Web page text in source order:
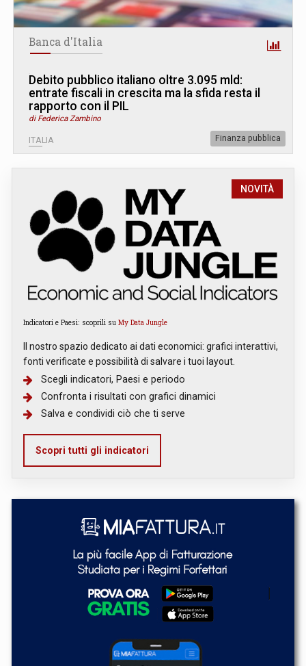
Banca d'Italia
Debito pubblico italiano oltre 3.095 mld:
entrate fiscali in crescita ma la sfida resta il
rapporto con il PIL
di Federica Zambino
ITALIA Finanza pubblica
NOVITÀ
Indicatori e Paesi: scoprili su My Data Jungle
Il nostro spazio dedicato ai dati economici: grafici interattivi,
fonti verificate e possibilità di salvare i tuoi layout.
Scegli indicatori, Paesi e periodo
Confronta i risultati con grafici dinamici
Salva e condividi ciò che ti serve
Scopri tutti gli indicatori